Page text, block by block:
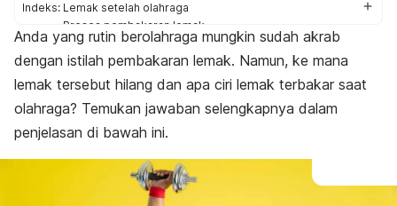
Indeks: Lemak setelah olahraga
Proses pembakaran lemak
Ciri lemak terbakar
Anda yang rutin berolahraga mungkin sudah akrab
dengan istilah pembakaran lemak. Namun, ke mana
lemak tersebut hilang dan apa ciri lemak terbakar saat
olahraga? Temukan jawaban selengkapnya dalam
penjelasan di bawah ini.